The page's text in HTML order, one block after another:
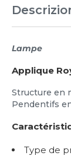
Lampe
Applique
Structure en
Pendentifs
Type de